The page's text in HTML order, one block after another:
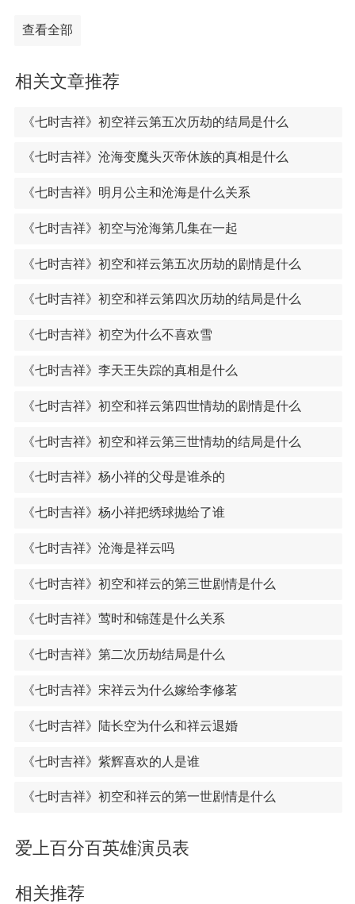
查看全部
相关文章推荐
《七时吉祥》初空祥云第五次历劫的结局是什么
《七时吉祥》沧海变魔头灭帝休族的真相是什么
《七时吉祥》明月公主和沧海是什么关系
《七时吉祥》初空与沧海第几集在一起
《七时吉祥》初空和祥云第五次历劫的剧情是什么
《七时吉祥》初空和祥云第四次历劫的结局是什么
《七时吉祥》初空为什么不喜欢雪
《七时吉祥》李天王失踪的真相是什么
《七时吉祥》初空和祥云第四世情劫的剧情是什么
《七时吉祥》初空和祥云第三世情劫的结局是什么
《七时吉祥》杨小祥的父母是谁杀的
《七时吉祥》杨小祥把绣球抛给了谁
《七时吉祥》沧海是祥云吗
《七时吉祥》初空和祥云的第三世剧情是什么
《七时吉祥》莺时和锦莲是什么关系
《七时吉祥》第二次历劫结局是什么
《七时吉祥》宋祥云为什么嫁给李修茗
《七时吉祥》陆长空为什么和祥云退婚
《七时吉祥》紫辉喜欢的人是谁
《七时吉祥》初空和祥云的第一世剧情是什么
爱上百分百英雄演员表
相关推荐